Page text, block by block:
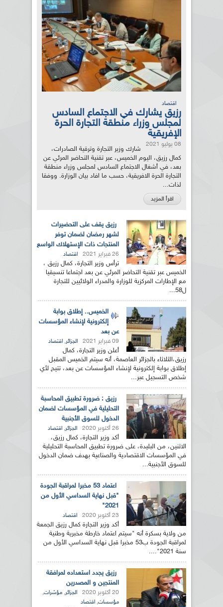
اقتصاد
رزيق يشارك في الاجتماع السادس
لمجلس وزراء منطقة التجارة الحرة
الإفريقية
08 يوليو 2021
شارك وزير التجارة وترقية الصادرات،
كمال رزيق، اليوم الخميس، عبر تقنية التحاضر المرئي عن
بعد، في أشغال الاجتماع السادس لمجلس وزراء منطقة
التجارة الحرة الافريقية، حسب ما افاد بيان الوزارة. ووفقا
لذات...
اقرأ المزيد
رزيق يقف على التحضيرات
لشهر رمضان لضمان توفر
المنتجات ذات الإستهلاك الواسع
26 فبراير 2021 اقتصاد
ترأس وزير التجارة، كمال رزيق ،
الخميس عبر تقنية التحاضر المرئي عن بعد اجتماعا تنسيقيا
مع الإطارات المركزية للوزارة والمدراء الولائيين للتجارة
ل58...
الخميس.. إطلاق بوابة
إلكترونية لإنشاء المؤسسات
عن بعد
09 فبراير 2021 الجزائر, اقتصاد
أعلن وزير التجارة، كمال
رزيق،الثلاثاء بالجزائر العاصمة، أنه سيتم الخميس المقبل
إطلاق بوابة إلكترونية لإنشاء المؤسسات عن بعد، تتيح لأي
شخص التسجيل عبر...
رزيق : ضرورة تطبيق المحاسبة
التحليلية في المؤسسات لضمان
الدخول للسوق الأجنبية
26 أكتوبر 2020 الجزائر, اقتصاد
أكد وزير التجارة، كمال رزيق،
الاثنين، من البليدة، على ضرورة تطبيق المحاسبة التحليلية
في المؤسسات الاقتصادية والصناعية بهدف ضمان الدخول
للسوق الأجنبية...
اعتماد 53 مخبرا لمراقبة الجودة
"قبل نهاية السداسي الأول من
2021"
23 أكتوبر 2020 اقتصاد
أكد وزير التجارة كمال رزيق الجمعة
من ولاية بسكرة أنه "سيتم اعتماد خارطة مخبرية وطنية
لمراقبة الجودة ب53 مخبرا قبل نهاية السداسي الأول من
سنة 2021"....
رزيق يجدد استعداده لمرافقة
المنتجين و المصدرين
20 أكتوبر 2020 الجزائر, مؤشرات,
مؤسسات, اقتصاد